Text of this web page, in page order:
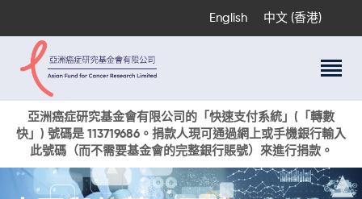
English 中文 (香港)
亞洲癌症研究基金會有限公司的「快速支付系統」(「轉數
快」) 號碼是 113719686。捐款人現可通過網上或手機銀行輸入
此號碼（而不需要基金會的完整銀行賬號）來進行捐款。
關於我們
科研項目
活動與獎項